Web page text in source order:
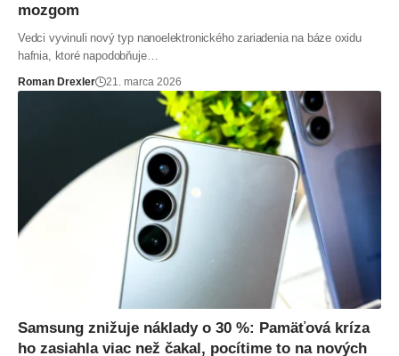
mozgom
Vedci vyvinuli nový typ nanoelektronického zariadenia na báze oxidu
hafnia, ktoré napodobňuje…
Roman Drexler 21. marca 2026
Samsung znižuje náklady o 30 %: Pamäťová kríza
ho zasiahla viac než čakal, pocítime to na nových